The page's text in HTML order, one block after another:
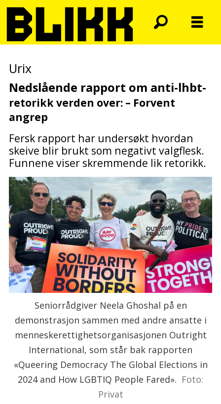
Urix
Nedslående rapport om anti-lhbt-
retorikk verden over: – Forvent
angrep
Fersk rapport har undersøkt hvordan
skeive blir brukt som negativt valgflesk.
Funnene viser skremmende lik retorikk.
Seniorrådgiver Neela Ghoshal på en
demonstrasjon sammen med andre ansatte i
menneskerettighetsorganisasjonen Outright
International, som står bak rapporten
«Queering Democracy The Global Elections in
2024 and How LGBTIQ People Fared». Foto:
Privat